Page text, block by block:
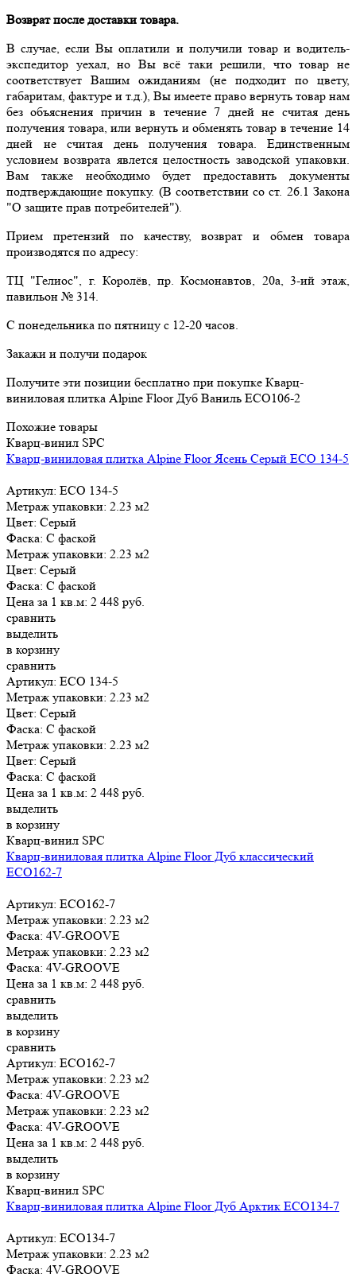
Возврат после доставки товара.
В случае, если Вы оплатили и получили товар и водитель-
экспедитор уехал, но Вы всё таки решили, что товар не
соответствует Вашим ожиданиям (не подходит по цвету,
габаритам, фактуре и т.д.), Вы имеете право вернуть товар нам
без объяснения причин в течение 7 дней не считая день
получения товара, или вернуть и обменять товар в течение 14
дней не считая день получения товара. Единственным
условием возврата явлется целостность заводской упаковки.
Вам также необходимо будет предоставить документы
подтверждающие покупку. (В соответствии со ст. 26.1 Закона
"О защите прав потребителей").
Прием претензий по качеству, возврат и обмен товара
производятся по адресу:
ТЦ "Гелиос", г. Королёв, пр. Космонавтов, 20а, 3-ий этаж,
павильон № 314.
С понедельника по пятницу с 12-20 часов.
Закажи и получи подарок
Получите эти позиции бесплатно при покупке Кварц-
виниловая плитка Alpine Floor Дуб Ваниль ЕСО106-2
Похожие товары
Кварц-винил SPC
Кварц-виниловая плитка Alpine Floor Ясень Серый ECO 134-5
Артикул: ECO 134-5
Метраж упаковки: 2.23 м2
Цвет: Серый
Фаска: С фаской
Метраж упаковки: 2.23 м2
Цвет: Серый
Фаска: С фаской
Цена за 1 кв.м: 2 448 руб.
сравнить
выделить
в корзину
сравнить
Артикул: ECO 134-5
Метраж упаковки: 2.23 м2
Цвет: Серый
Фаска: С фаской
Метраж упаковки: 2.23 м2
Цвет: Серый
Фаска: С фаской
Цена за 1 кв.м: 2 448 руб.
выделить
в корзину
Кварц-винил SPC
Кварц-виниловая плитка Alpine Floor Дуб классический
ЕСО162-7
Артикул: ЕСО162-7
Метраж упаковки: 2.23 м2
Фаска: 4V-GROOVE
Метраж упаковки: 2.23 м2
Фаска: 4V-GROOVE
Цена за 1 кв.м: 2 448 руб.
сравнить
выделить
в корзину
сравнить
Артикул: ЕСО162-7
Метраж упаковки: 2.23 м2
Фаска: 4V-GROOVE
Метраж упаковки: 2.23 м2
Фаска: 4V-GROOVE
Цена за 1 кв.м: 2 448 руб.
выделить
в корзину
Кварц-винил SPC
Кварц-виниловая плитка Alpine Floor Дуб Арктик ЕСО134-7
Артикул: ЕСО134-7
Метраж упаковки: 2.23 м2
Фаска: 4V-GROOVE